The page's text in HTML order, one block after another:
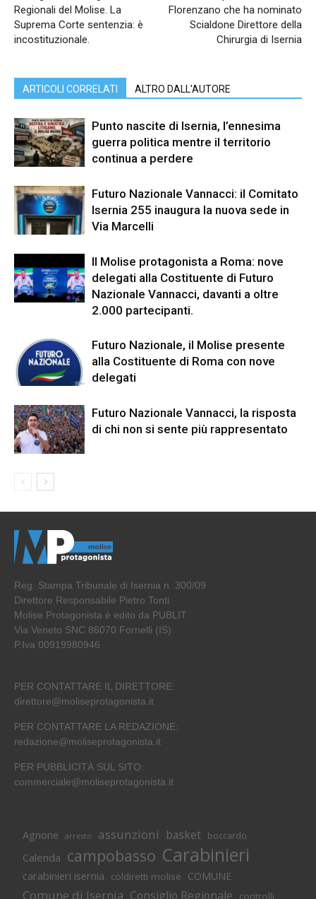
Regionali del Molise. La
Suprema Corte sentenzia: è
incostituzionale.
Florenzano che ha nominato
Scialdone Direttore della
Chirurgia di Isernia
ARTICOLI CORRELATI ALTRO DALL'AUTORE
Punto nascite di Isernia, l’ennesima
guerra politica mentre il territorio
continua a perdere
Futuro Nazionale Vannacci: il Comitato
Isernia 255 inaugura la nuova sede in
Via Marcelli
Il Molise protagonista a Roma: nove
delegati alla Costituente di Futuro
Nazionale Vannacci, davanti a oltre
2.000 partecipanti.
Futuro Nazionale, il Molise presente
alla Costituente di Roma con nove
delegati
Futuro Nazionale Vannacci, la risposta
di chi non si sente più rappresentato
Reg. Stampa Tribunale di Isernia n. 300/09
Direttore Responsabile Pietro Tonti
Molise Protagonista è edito da PUBLIT
Via Veneto SNC 86070 Fornelli (IS)
P.Iva 00919980946
PER CONTATTARE IL DIRETTORE:
direttore@moliseprotagonista.it
PER CONTATTARE LA REDAZIONE:
redazione@moliseprotagonista.it
PER PUBBLICITÀ SUL SITO:
commerciale@moliseprotagonista.it
Agnone arresto assunzioni basket boccardo
Calenda campobasso Carabinieri
carabinieri isernia coldiretti molise COMUNE
Comune di Isernia Consiglio Regionale controlli